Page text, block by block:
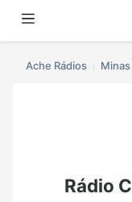
Ache Rádios
Rádio